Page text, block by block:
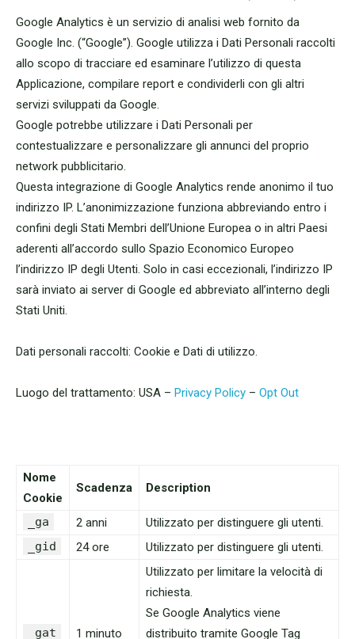
Google Analytics è un servizio di analisi web fornito da
Google Inc. (“Google”). Google utilizza i Dati Personali raccolti
allo scopo di tracciare ed esaminare l’utilizzo di questa
Applicazione, compilare report e condividerli con gli altri
servizi sviluppati da Google.
Google potrebbe utilizzare i Dati Personali per
contestualizzare e personalizzare gli annunci del proprio
network pubblicitario.
Questa integrazione di Google Analytics rende anonimo il tuo
indirizzo IP. L’anonimizzazione funziona abbreviando entro i
confini degli Stati Membri dell’Unione Europea o in altri Paesi
aderenti all’accordo sullo Spazio Economico Europeo
l’indirizzo IP degli Utenti. Solo in casi eccezionali, l’indirizzo IP
sarà inviato ai server di Google ed abbreviato all’interno degli
Stati Uniti.
Dati personali raccolti: Cookie e Dati di utilizzo.
Luogo del trattamento: USA – Privacy Policy – Opt Out
Nome
Cookie
Scadenza Description
_ga 2 anni
Utilizzato per distinguere gli utenti.
_gid
24 ore Utilizzato per distinguere gli utenti.
_gat 1 minuto
Utilizzato per limitare la velocità di
richiesta.
Se Google Analytics viene
distribuito tramite Google Tag